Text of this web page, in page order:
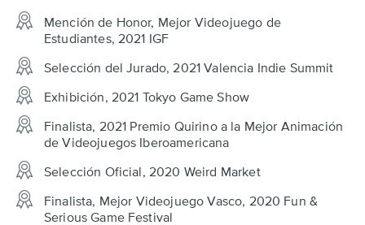
Mención de Honor, Mejor Videojuego de
Estudiantes, 2021 IGF
Selección del Jurado, 2021 Valencia Indie Summit
Exhibición, 2021 Tokyo Game Show
Finalista, 2021 Premio Quirino a la Mejor Animación
de Videojuegos Iberoamericana
Selección Oficial, 2020 Weird Market
Finalista, Mejor Videojuego Vasco, 2020 Fun &
Serious Game Festival